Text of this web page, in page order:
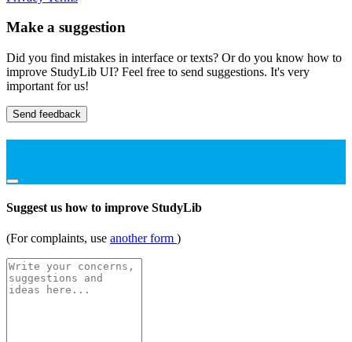
Make a suggestion
Did you find mistakes in interface or texts? Or do you know how to
improve StudyLib UI? Feel free to send suggestions. It's very
important for us!
Send feedback
Suggest us how to improve StudyLib
(For complaints, use another form )